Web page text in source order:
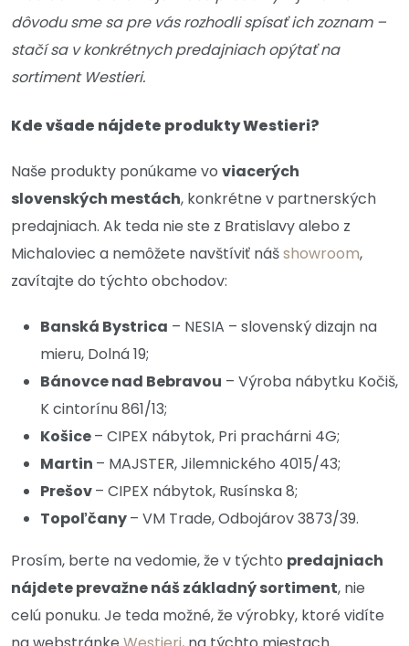
dôvodu sme sa pre vás rozhodli spísať ich zoznam –
stačí sa v konkrétnych predajniach opýtať na
sortiment Westieri.
Kde všade nájdete produkty Westieri?
Naše produkty ponúkame vo viacerých
slovenských mestách, konkrétne v partnerských
predajniach. Ak teda nie ste z Bratislavy alebo z
Michaloviec a nemôžete navštíviť nášshowroom,
zavítajte do týchto obchodov:
Banská Bystrica – NESIA – slovenský dizajn na
mieru, Dolná 19;
Bánovce nad Bebravou – Výroba nábytku Kočiš,
K cintorínu 861/13;
Košice– CIPEX nábytok, Pri prachárni 4G;
Martin – MAJSTER, Jilemnického 4015/43;
Prešov– CIPEX nábytok, Rusínska 8;
Topoľčany– VM Trade, Odbojárov 3873/39.
Prosím, berte na vedomie, že v týchto predajniach
nájdete prevažne náš základný sortiment, nie
celú ponuku. Je teda možné, že výrobky, ktoré vidíte